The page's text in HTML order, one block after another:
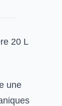
20 L
une